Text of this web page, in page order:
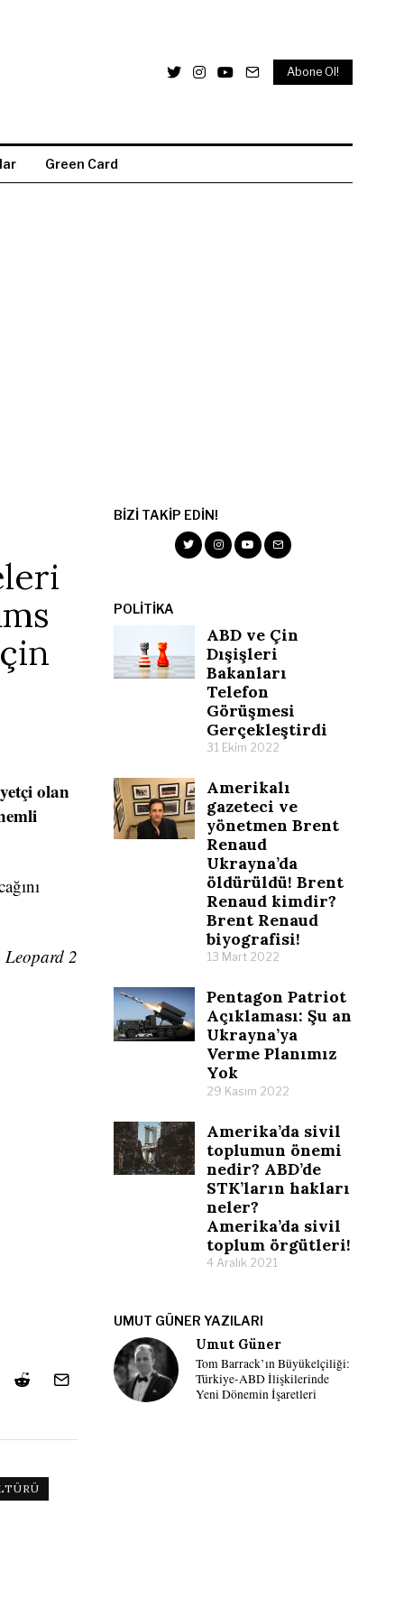
Abone Ol!
Green Card
olan
Leopard 2
BIZI TAKIP EDIN!
POLITIKA
ABD ve Çin
Dışişleri
Bakanları
Telefon
Görüşmesi
Gerçekleştirdi
31 Ekim 2022
Amerikalı
gazeteci ve
yönetmen Brent
Renaud
Ukrayna’da
öldürüldü! Brent
Renaud kimdir?
Brent Renaud
biyografisi!
13 Mart 2022
Pentagon Patriot
Açıklaması: Şu an
Ukrayna’ya
Verme Planımız
Yok
29 Kasım 2022
Amerika’da sivil
toplumun önemi
nedir? ABD’de
STK’ların hakları
neler?
Amerika’da sivil
toplum örgütleri!
4 Aralık 2021
UMUT GÜNER YAZILARI
Umut Güner
Tom Barrack’ın Büyükelçiliği:
Türkiye-ABD İlişkilerinde
Yeni Dönemin İşaretleri